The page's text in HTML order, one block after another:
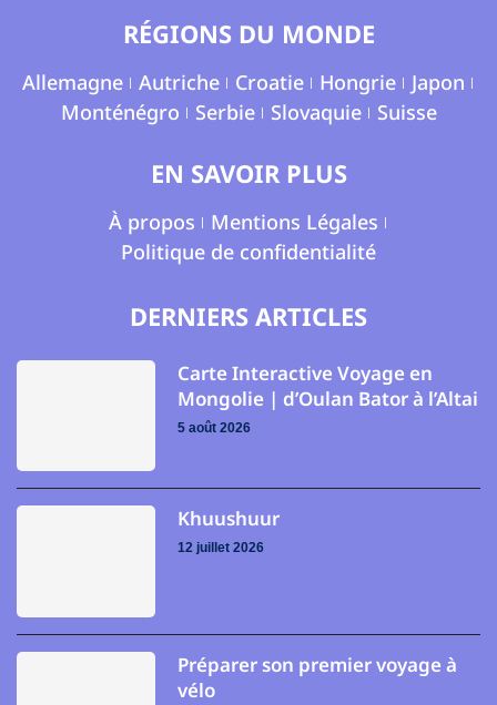
RÉGIONS DU MONDE
Allemagne Autriche Croatie Hongrie
Japon
Monténégro
Serbie Slovaquie Suisse
EN SAVOIR PLUS
À propos
Mentions Légales
Politique de confidentialité
DERNIERS ARTICLES
Carte Interactive Voyage en
Mongolie | d’Oulan Bator à l’Altai
5 août 2026
Khuushuur
12 juillet 2026
Préparer son premier voyage à
vélo